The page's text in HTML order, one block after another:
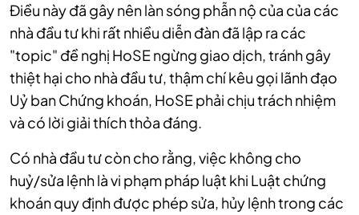
Điều này đã gây nên làn sóng phẫn nộ của của các
nhà đầu tư khi rất nhiều diễn đàn đã lập ra các
"topic" đề nghị HoSE ngừng giao dịch, tránh gây
thiệt hại cho nhà đầu tư, thậm chí kêu gọi lãnh đạo
Uỷ ban Chứng khoán, HoSE phải chịu trách nhiệm
và có lời giải thích thỏa đáng.
Có nhà đầu tư còn cho rằng, việc không cho
huỷ/sửa lệnh là vi phạm pháp luật khi Luật chứng
khoán quy định được phép sửa, hủy lệnh trong các